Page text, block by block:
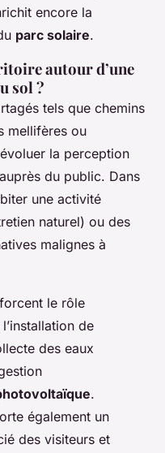
encore la
parc solaire.
autour d’une
sol ?
tels que chemins
mellifères ou
la perception
auprès du public. Dans
une activité
naturel) ou des
malignes à
le rôle
de
des eaux
.
également un
des visiteurs et